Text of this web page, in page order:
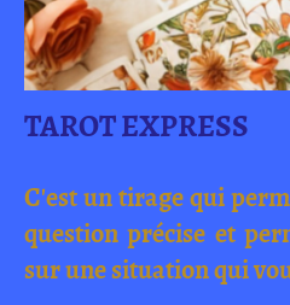
TAROT EXPRESS
C'est un tirage qui
question précise et
sur une situation qui